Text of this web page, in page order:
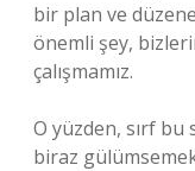
bir plan ve
önemli şey,
çalışmamız.
O yüzden, sırf
biraz